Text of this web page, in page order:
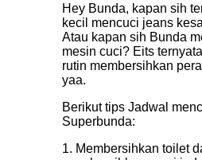
Hey Bunda, kapan sih
kecil mencuci jeans
Atau kapan sih Bunda
mesin cuci? Eits
rutin membersihkan
yaa.
Berikut tips Jadwal
Superbunda:
1. Membersihkan toilet